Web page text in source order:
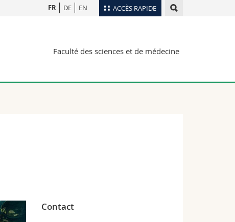
ACCÈS RAPIDE
Plan d'accès
Webmail
FR DE EN
Faculté des sciences et de médecine
Contact